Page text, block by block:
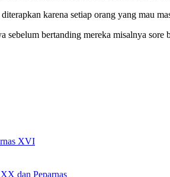
karena setiap orang yang mau
sebelum bertanding mereka misalnya
XVI
dan Peparnas